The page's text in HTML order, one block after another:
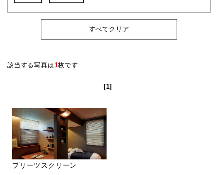
すべてクリア
該当する写真は1枚です
[1]
プリーツスクリーン